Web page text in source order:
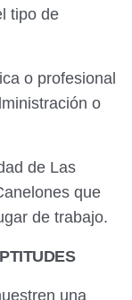
tipo de
o profesional
o
de Las
que
de trabajo.
una